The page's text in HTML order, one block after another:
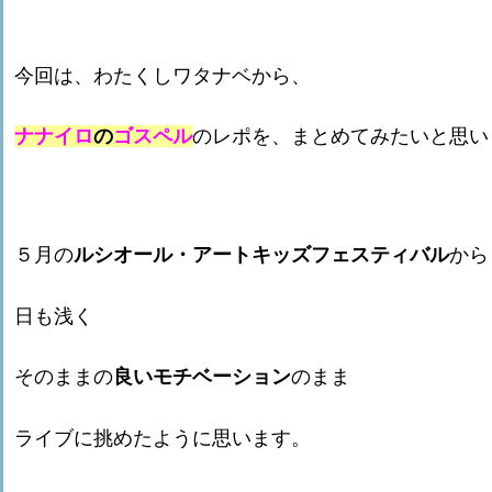
今回は、わたくしワタナベから、
ナナイロのゴスペルのレポを、 まとめてみたいと思
５月のルシオール・アートキッズフェスティバルから
日も浅く
そのままの 良いモチベーションのまま
ライブに挑めたように思います。